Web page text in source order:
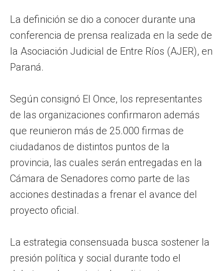
La definición se dio a conocer durante una
conferencia de prensa realizada en la sede de
la Asociación Judicial de Entre Ríos (AJER), en
Paraná.
Según consignó El Once, los representantes
de las organizaciones confirmaron además
que reunieron más de 25.000 firmas de
ciudadanos de distintos puntos de la
provincia, las cuales serán entregadas en la
Cámara de Senadores como parte de las
acciones destinadas a frenar el avance del
proyecto oficial.
La estrategia consensuada busca sostener la
presión política y social durante todo el